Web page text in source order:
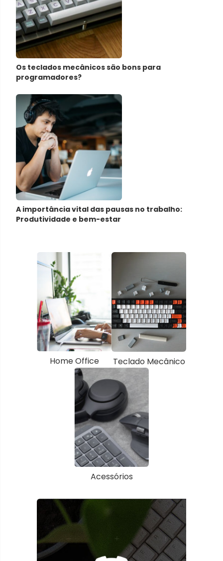
Os teclados mecânicos são bons para
programadores?
A importância vital das pausas no trabalho:
Produtividade e bem-estar
Home Office Teclado Mecânico
Acessórios